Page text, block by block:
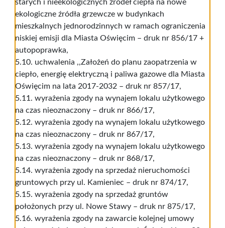
starych i nieekologicznych źródeł ciepła na nowe
ekologiczne źródła grzewcze w budynkach
mieszkalnych jednorodzinnych w ramach ograniczenia
niskiej emisji dla Miasta Oświęcim – druk nr 856/17 +
autopoprawka,
5.10. uchwalenia ,,Założeń do planu zaopatrzenia w
ciepło, energię elektryczną i paliwa gazowe dla Miasta
Oświęcim na lata 2017-2032 – druk nr 857/17,
5.11. wyrażenia zgody na wynajem lokalu użytkowego
na czas nieoznaczony – druk nr 866/17,
5.12. wyrażenia zgody na wynajem lokalu użytkowego
na czas nieoznaczony – druk nr 867/17,
5.13. wyrażenia zgody na wynajem lokalu użytkowego
na czas nieoznaczony – druk nr 868/17,
5.14. wyrażenia zgody na sprzedaż nieruchomości
gruntowych przy ul. Kamieniec – druk nr 874/17,
5.15. wyrażenia zgody na sprzedaż gruntów
położonych przy ul. Nowe Stawy – druk nr 875/17,
5.16. wyrażenia zgody na zawarcie kolejnej umowy